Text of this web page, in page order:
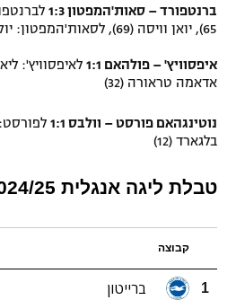
ברנטפורד – סאות'המפטון 1:3
65), יואן וויסה (69), לסאות'המפטון: יוקינארי סוגווארה (90+5)
איפסוויץ' – פולהאם 1:1
אדאמה טראורה (32)
נוטינגהאם פורסט – וולבס 1:1
בלגארד (12)
טבלת ליגה אנגלית 2024/25
קבוצה
1 ברייטון